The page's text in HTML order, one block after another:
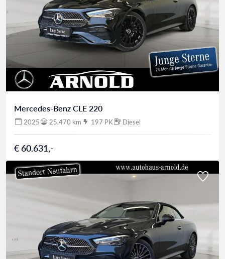
Mercedes-Benz CLE 220
2025 25.470 km 197 PK Diesel
€ 60.631,-